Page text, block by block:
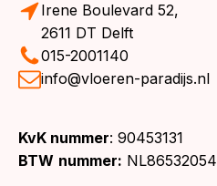
Irene Boulevard 52,
2611 DT Delft
015-2001140
info@vloeren-paradijs.nl
KvK nummer: 90453131
BTW nummer: